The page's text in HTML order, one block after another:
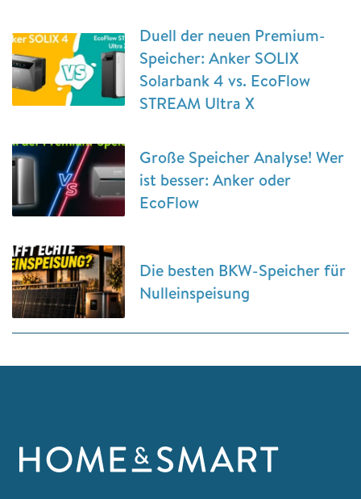
Duell der neuen Premium-
Speicher: Anker SOLIX
Solarbank 4 vs. EcoFlow
STREAM Ultra X
Große Speicher Analyse! Wer
ist besser: Anker oder
EcoFlow
Die besten BKW-Speicher für
Nulleinspeisung